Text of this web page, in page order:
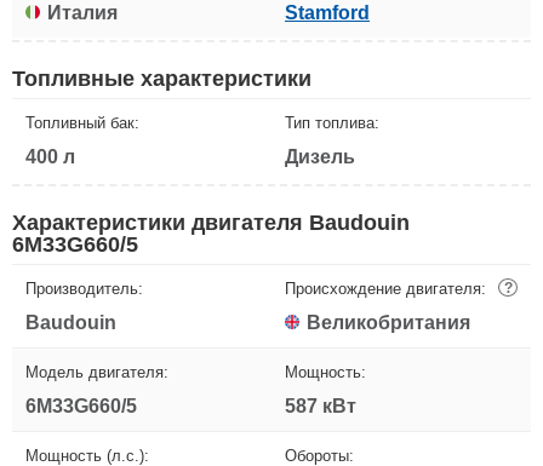
Италия Stamford
Топливные характеристики
Топливный бак:
400 л
Тип топлива:
Дизель
Характеристики двигателя Baudouin
6M33G660/5
Производитель:
Baudouin
Происхождение двигателя: ?
Великобритания
Модель двигателя:
6M33G660/5
Мощность:
587 кВт
Мощность (л.с.): Обороты: